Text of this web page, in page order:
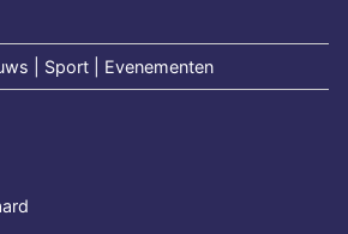
| Sport | Evenementen